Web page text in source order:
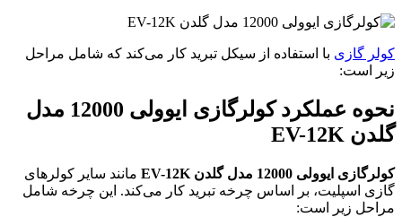
کولر گازی با استفاده از سیکل تبرید کار می‌کند که شامل مراحل
زیر است:
نحوه عملکرد کولرگازی ایوولی 12000 مدل
گلدن EV-12K
کولرگازی ایوولی 12000 مدل گلدن EV-12K
مانند سایر کولرهای
گازی اسپلیت، بر اساس چرخه تبرید کار می‌کند. این چرخه شامل
مراحل زیر است: